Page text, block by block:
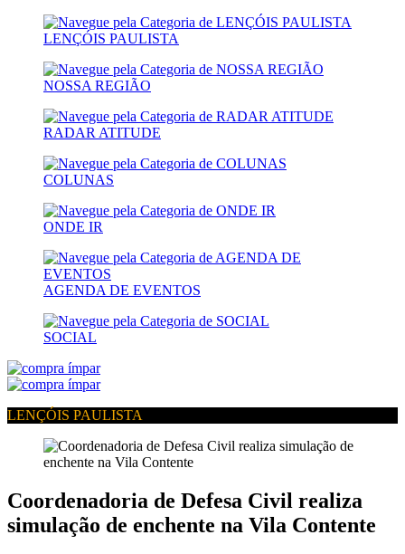
LENÇÓIS PAULISTA
NOSSA REGIÃO
RADAR ATITUDE
COLUNAS
ONDE IR
AGENDA DE EVENTOS
SOCIAL
LENÇÓIS PAULISTA
Coordenadoria de Defesa Civil realiza
simulação de enchente na Vila Contente